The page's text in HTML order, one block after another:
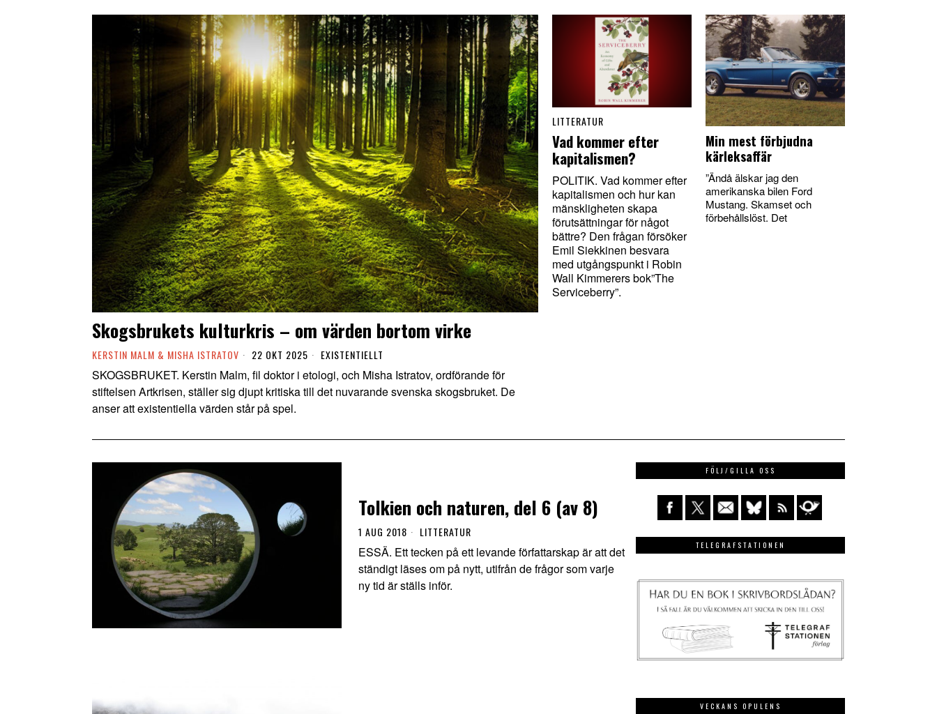
Skogsbrukets kulturkris – om värden bortom virke
KERSTIN MALM & MISHA ISTRATOV 22 OKT 2025 EXISTENTIELLT
SKOGSBRUKET. Kerstin Malm, fil doktor i etologi, och Misha Istratov, ordförande för
stiftelsen Artkrisen, ställer sig djupt kritiska till det nuvarande svenska skogsbruket. De
anser att existentiella värden står på spel.
LITTERATUR
Vad kommer efter
kapitalismen?
POLITIK. Vad kommer efter
kapitalismen och hur kan
mänskligheten skapa
förutsättningar för något
bättre? Den frågan försöker
Emil Siekkinen besvara
med utgångspunkt i Robin
Wall Kimmerers bok”The
Serviceberry”.
Min mest förbjudna
kärleksaffär
”Ändå älskar jag den
amerikanska bilen Ford
Mustang. Skamset och
förbehållslöst. Det
Tolkien och naturen, del 6 (av 8)
1 AUG 2018 LITTERATUR
ESSÄ. Ett tecken på ett levande författarskap är att det
ständigt läses om på nytt, utifrån de frågor som varje
ny tid är ställs inför.
FÖLJ/GILLA OSS
TELEGRAFSTATIONEN
VECKANS OPULENS